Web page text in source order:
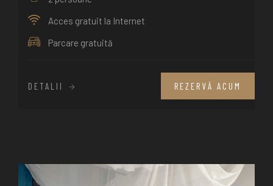
Acces gratuit la Internet
Parcare gratuită
DETALII REZERVĂ ACUM